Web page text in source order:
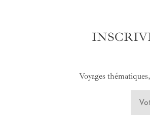
Voyages